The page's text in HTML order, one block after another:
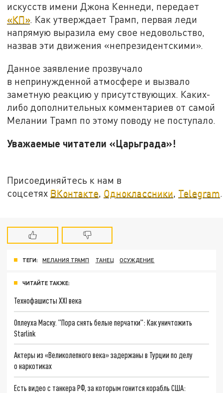
искусств имени Джона Кеннеди, передает
«КП». Как утверждает Трамп, первая леди
напрямую выразила ему свое недовольство,
назвав эти движения «непрезидентскими».
Данное заявление прозвучало
в непринужденной атмосфере и вызвало
заметную реакцию у присутствующих. Каких-
либо дополнительных комментариев от самой
Мелании Трамп по этому поводу не поступало.
Уважаемые читатели «Царьграда»!
Присоединяйтесь к нам в
соцсетях ВКонтакте Одноклассники Telegram
ТЕГИ: МЕЛАНИЯ ТРАМП ТАНЕЦ ОСУЖДЕНИЕ
ЧИТАЙТЕ ТАКЖЕ:
Технофашисты XXI века
Оплеуха Маску. "Пора снять белые перчатки": Как уничтожить
Starlink
Актеры из «Великолепного века» задержаны в Турции по делу
о наркотиках
Есть видео с танкера РФ, за которым гонится корабль США: